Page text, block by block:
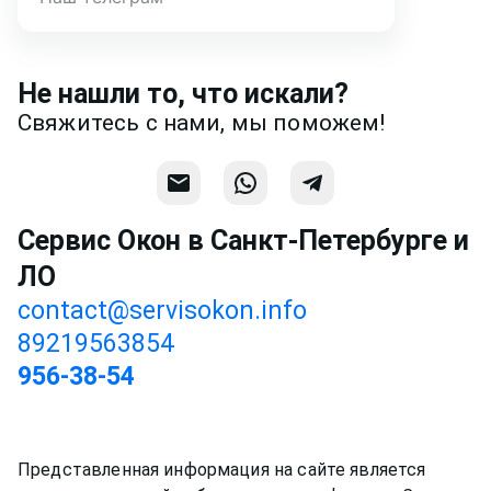
предметней если Вы пришлете
фотографии, размеры и пр.
Не нашли то, что искали?
Свяжитесь с нами, мы поможем!
Сервис Окон в Санкт-Петербурге и
ЛО
contact@servisokon.info
89219563854
956-38-54
Представленная информация на сайте является